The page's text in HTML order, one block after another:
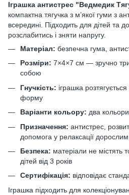
Іграшка антистрес "Ведмедик
компактна тягучка з м’якої гуми з
всередині. Підходить для дітей та
розслабитись і зняти напругу.
Матеріал: безпечна гума,
Розміри: 7×4×7 см — зручно
собою
Гнучкість: іграшка
форму
Варіанти кольору: два кольори
Призначення: антистрес,
допомога у релаксації дорослим
Безпека: матеріали не містять
дітей від 3 років
Сертифікація: відповідає
Іграшка підходить для